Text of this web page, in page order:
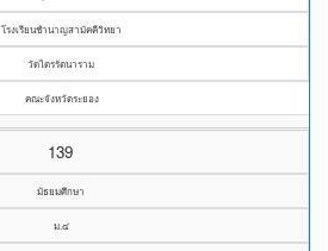
โรงเรียนชำนาญสามัคคีวิทยา
วัดไตรรัตนาราม
คณะจังหวัดระยอง
139
มัธยมศึกษา
ม.๔